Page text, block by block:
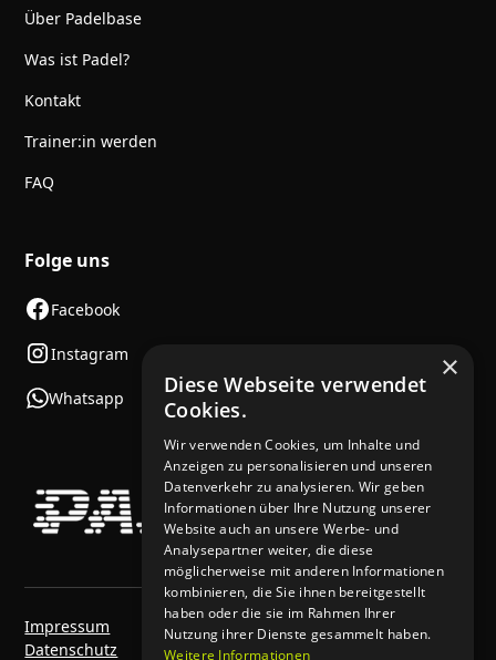
Über Padelbase
Was ist Padel?
Kontakt
Trainer:in werden
FAQ
Folge uns
Facebook
Instagram
Whatsapp
Impressum
Datenschutz
×
Diese Webseite verwendet
Cookies.
Wir verwenden Cookies, um Inhalte und
Anzeigen zu personalisieren und unseren
Datenverkehr zu analysieren. Wir geben
Informationen über Ihre Nutzung unserer
Website auch an unsere Werbe- und
Analysepartner weiter, die diese
möglicherweise mit anderen Informationen
kombinieren, die Sie ihnen bereitgestellt
haben oder die sie im Rahmen Ihrer
Nutzung ihrer Dienste gesammelt haben.
Weitere Informationen